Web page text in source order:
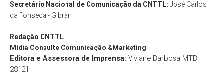
Secretário Nacional de Comunicação da CNTTL: José Carlos
da Fonseca - Gibran
Redação CNTTL
Mídia Consulte Comunicação &Marketing
Editora e Assessora de Imprensa: Viviane Barbosa MTB
28121